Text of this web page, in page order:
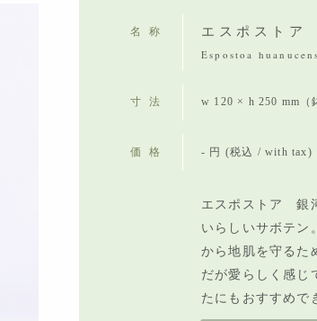
名称 エスポストア
Espostoa
寸法 w 120 × h 250 mm（
価格 - 円 (税込 / with tax)
エスポストア 銀
いらしいサボテン
から地肌を守るた
だが愛らしく感じ
たにもおすすめで